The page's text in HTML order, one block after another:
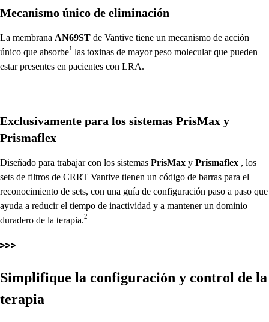
Mecanismo único de eliminación
La membrana AN69ST de Vantive tiene un mecanismo de acción
único que absorbe1 las toxinas de mayor peso molecular que pueden
estar presentes en pacientes con LRA.
Exclusivamente para los sistemas PrisMax y
Prismaflex
Diseñado para trabajar con los sistemas PrisMax y Prismaflex , los
sets de filtros de CRRT Vantive tienen un código de barras para el
reconocimiento de sets, con una guía de configuración paso a paso que
ayuda a reducir el tiempo de inactividad y a mantener un dominio
duradero de la terapia.2
Simplifique la configuración y control de la
terapia